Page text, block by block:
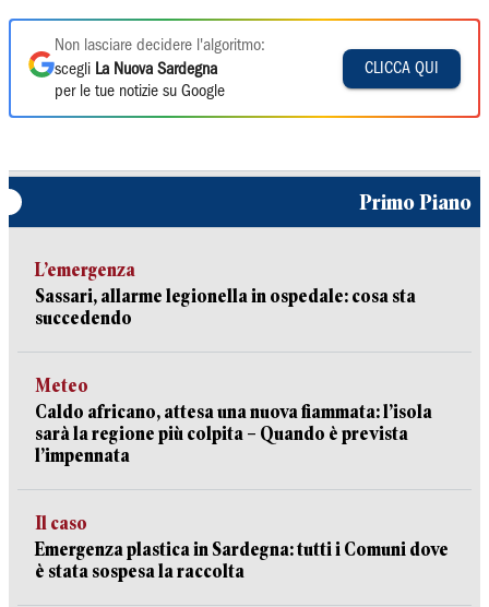
Non lasciare decidere l'algoritmo:
scegli La Nuova Sardegna
per le tue notizie su Google
CLICCA QUI
Primo Piano
L’emergenza
Sassari, allarme legionella in ospedale: cosa sta
succedendo
Meteo
Caldo africano, attesa una nuova fiammata: l’isola
sarà la regione più colpita – Quando è prevista
l’impennata
Il caso
Emergenza plastica in Sardegna: tutti i Comuni dove
è stata sospesa la raccolta